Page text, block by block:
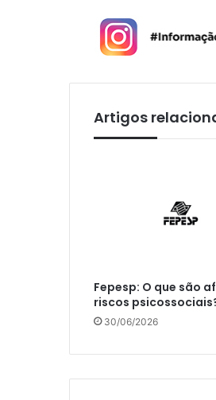
Artigos
Fepesp: O que são
riscos
30/06/2026